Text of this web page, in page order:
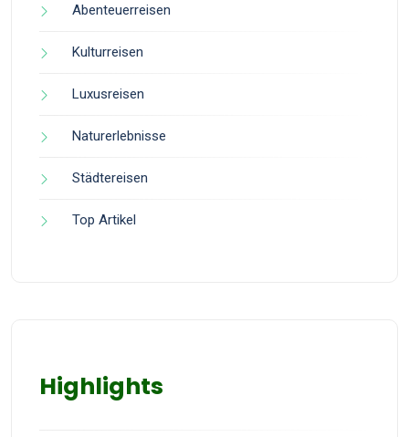
Abenteuerreisen
Kulturreisen
Luxusreisen
Naturerlebnisse
Städtereisen
Top Artikel
Highlights